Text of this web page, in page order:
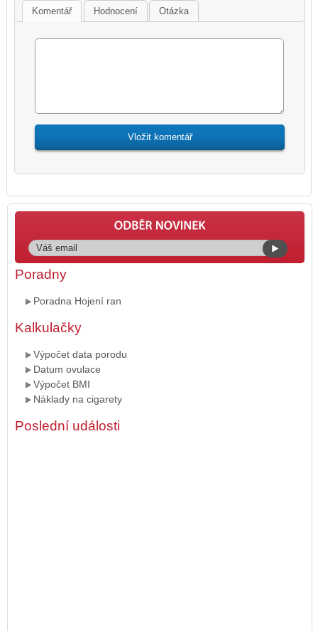
Komentář Hodnocení Otázka
Poradny
Poradna Hojení ran
Kalkulačky
Výpočet data porodu
Datum ovulace
Výpočet BMI
Náklady na cigarety
Poslední události